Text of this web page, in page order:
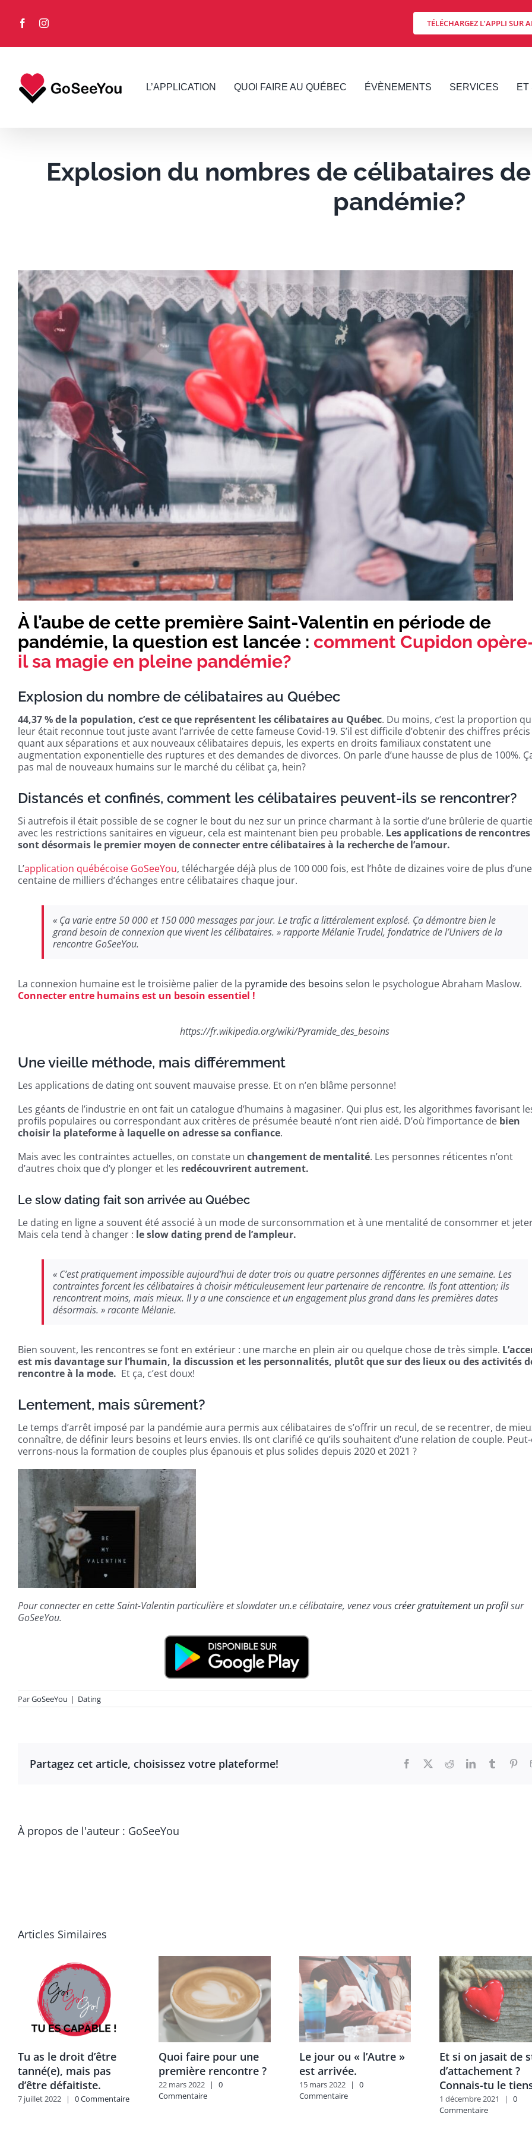
content FacebookInstagram TÉLÉCHARGEZ L’APPLI SUR
L’APPLICATION QUOI FAIRE AU QUÉBEC ÉVÈNEMENTS SERVICES ET
Explosion du nombres de célibataires
pandémie?
À l’aube de cette première Saint-Valentin en période de
pandémie, la question est lancée : comment Cupidon
il sa magie en pleine pandémie?
Explosion du nombre de célibataires au Québec
44,37 % de la population, c’est ce que représentent les célibataires au Québec. Du moins, c’est la proportion
leur était reconnue tout juste avant l’arrivée de cette fameuse Covid-19. S’il est difficile d’obtenir des chiffres précis
quant aux séparations et aux nouveaux célibataires depuis, les experts en droits familiaux constatent une
augmentation exponentielle des ruptures et des demandes de divorces. On parle d’une hausse de plus de 100%.
pas mal de nouveaux humains sur le marché du célibat ça, hein?
Distancés et confinés, comment les célibataires peuvent-ils se rencontrer?
Si autrefois il était possible de se cogner le bout du nez sur un prince charmant à la sortie d’une brûlerie de
avec les restrictions sanitaires en vigueur, cela est maintenant bien peu probable. Les applications de rencontres
sont désormais le premier moyen de connecter entre célibataires à la recherche de l’amour.
L’application québécoise GoSeeYou, téléchargée déjà plus de 100 000 fois, est l’hôte de dizaines voire de plus d’une
centaine de milliers d’échanges entre célibataires chaque jour.
« Ça varie entre 50 000 et 150 000 messages par jour. Le trafic a littéralement explosé. Ça démontre bien le
grand besoin de connexion que vivent les célibataires. » rapporte Mélanie Trudel, fondatrice de l’Univers de la
rencontre GoSeeYou.
La connexion humaine est le troisième palier de la pyramide des besoins selon le psychologue Abraham Maslow.
Connecter entre humains est un besoin essentiel !
https://fr.wikipedia.org/wiki/Pyramide_des_besoins
Une vieille méthode, mais différemment
Les applications de dating ont souvent mauvaise presse. Et on n’en blâme personne!
Les géants de l’industrie en ont fait un catalogue d’humains à magasiner. Qui plus est, les algorithmes favorisant
profils populaires ou correspondant aux critères de présumée beauté n’ont rien aidé. D’où l’importance de bien
choisir la plateforme à laquelle on adresse sa confiance.
Mais avec les contraintes actuelles, on constate un changement de mentalité. Les personnes réticentes n’ont
d’autres choix que d’y plonger et les redécouvrirent autrement.
Le slow dating fait son arrivée au Québec
Le dating en ligne a souvent été associé à un mode de surconsommation et à une mentalité de consommer et
Mais cela tend à changer : le slow dating prend de l’ampleur.
« C’est pratiquement impossible aujourd’hui de dater trois ou quatre personnes différentes en une semaine. Les
contraintes forcent les célibataires à choisir méticuleusement leur partenaire de rencontre. Ils font attention; ils
rencontrent moins, mais mieux. Il y a une conscience et un engagement plus grand dans les premières dates
désormais. » raconte Mélanie.
Bien souvent, les rencontres se font en extérieur : une marche en plein air ou quelque chose de très simple.
est mis davantage sur l’humain, la discussion et les personnalités, plutôt que sur des lieux ou des activités
rencontre à la mode. Et ça, c’est doux!
Lentement, mais sûrement?
Le temps d’arrêt imposé par la pandémie aura permis aux célibataires de s’offrir un recul, de se recentrer, de
connaître, de définir leurs besoins et leurs envies. Ils ont clarifié ce qu’ils souhaitent d’une relation de couple.
verrons-nous la formation de couples plus épanouis et plus solides depuis 2020 et 2021 ?
Pour connecter en cette Saint-Valentin particulière et slowdater un.e célibataire, venez vouscréer gratuitement un profilsur
GoSeeYou.
ParGoSeeYou | Dating
Partagez cet article, choisissez votre plateforme! Facebook
X RedditLinkedInTumblr
À propos de l'auteur : GoSeeYou
Articles Similaires
Tu as le droit d’être
tanné(e), mais pas
d’être défaitiste.
7 juillet 2022 | 0 Commentaire
Quoi faire pour une
première rencontre ?
22 mars 2022 |
0
Commentaire
Le jour ou « l’Autre »
est arrivée.
15 mars 2022 |
0
Commentaire
Et si on jasait de
d’attachement ?
Connais-tu le
1 décembre 2021 |
0
Commentaire